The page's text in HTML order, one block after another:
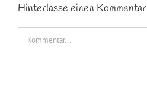
Hinterlasse einen Kommentar